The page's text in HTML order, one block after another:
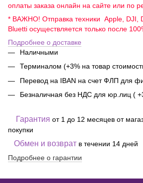
оплаты заказа онлайн на сайте или по
* ВАЖНО! Отправка техники Apple, DJI,
Bluetti осуществляется только после
Подробнее о доставке
Наличными
Терминалом (+3% на товар
Перевод на IBAN на счет ФЛП для
Безналичная без НДС для юр.лиц (
Гарантия от 1 до 12 месяцев от
покупки
Обмен и возврат в течении 14 дней
Подробнее о гарантии